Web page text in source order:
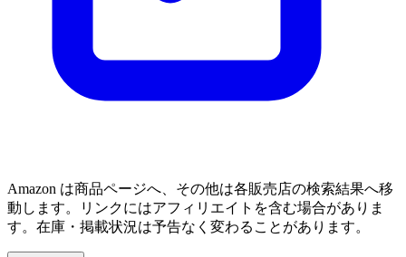
Amazon は商品ページへ、その他は各販売店の検索結果へ移
動します。リンクにはアフィリエイトを含む場合がありま
す。在庫・掲載状況は予告なく変わることがあります。